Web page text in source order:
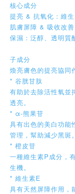
核心成分
提亮 & 抗氧化：維
肌膚屏障 & 吸收改
保濕：泛醇、透明質
子成分
煥亮膚色的提亮協同
* 谷胱甘肽
有助於去除活性氧並
透亮。
* α-熊果苷
具有出色的美白功能
管理，幫助減少黑斑。
* 橙皮苷
一種維生素P成分，
生機。
* 維生素E
具有天然屏障作用，